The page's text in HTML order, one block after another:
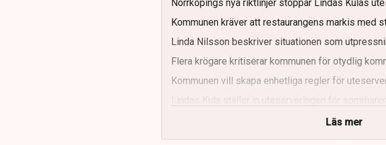
Norrköpings nya riktlinjer stoppar Lindas Kulas
Kommunen kräver att restaurangens markis med
Linda Nilsson beskriver situationen som
Flera krögare kritiserar kommunen för otydlig
Kommunen vill skapa enhetliga regler för
Lindas Kula ställer in uteserveringen för sommaren.
Läs mer